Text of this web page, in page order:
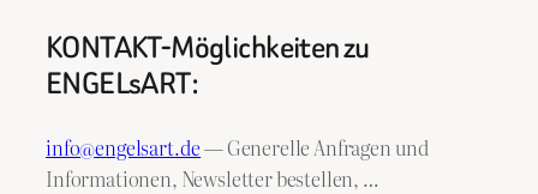
KONTAKT-Möglichkeiten zu
ENGELsART:
info@engelsart.de— Generelle Anfragen und
Informationen, Newsletter bestellen, …